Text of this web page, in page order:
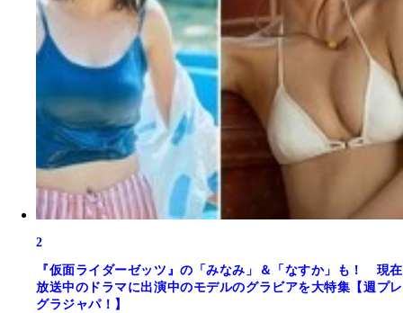
2
『仮面ライダーゼッツ』の「みなみ」＆「なすか」も！ 現在
放送中のドラマに出演中のモデルのグラビアを大特集【週プレ
グラジャパ！】